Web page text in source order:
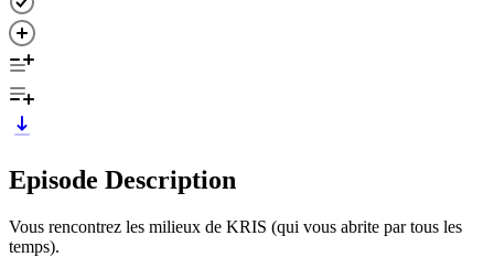
Episode Description
Vous rencontrez les milieux de KRIS (qui vous abrite par tous les
temps).